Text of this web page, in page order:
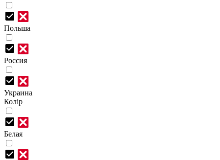
Польша
Россия
Украина
Колір
Белая